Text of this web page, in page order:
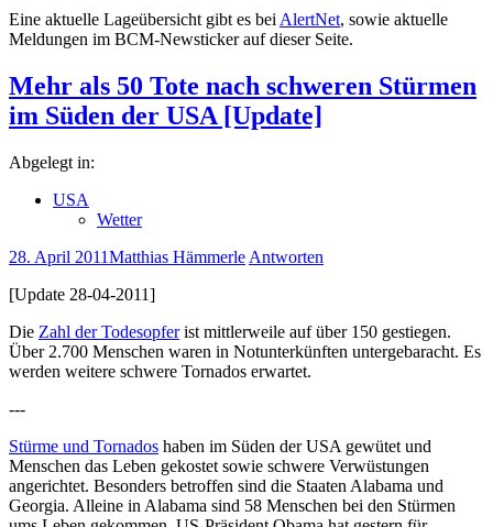
Eine aktuelle Lageübersicht gibt es bei AlertNet, sowie aktuelle
Meldungen im BCM-Newsticker auf dieser Seite.
Mehr als 50 Tote nach schweren Stürmen
im Süden der USA [Update]
Abgelegt in:
USA
Wetter
28. April 2011Matthias Hämmerle Antworten
[Update 28-04-2011]
Die Zahl der Todesopferist mittlerweile auf über 150 gestiegen.
Über 2.700 Menschen waren in Notunterkünften untergebaracht. Es
werden weitere schwere Tornados erwartet.
---
Stürme und Tornados haben im Süden der USA gewütet und
Menschen das Leben gekostet sowie schwere Verwüstungen
angerichtet. Besonders betroffen sind die Staaten Alabama und
Georgia. Alleine in Alabama sind 58 Menschen bei den Stürmen